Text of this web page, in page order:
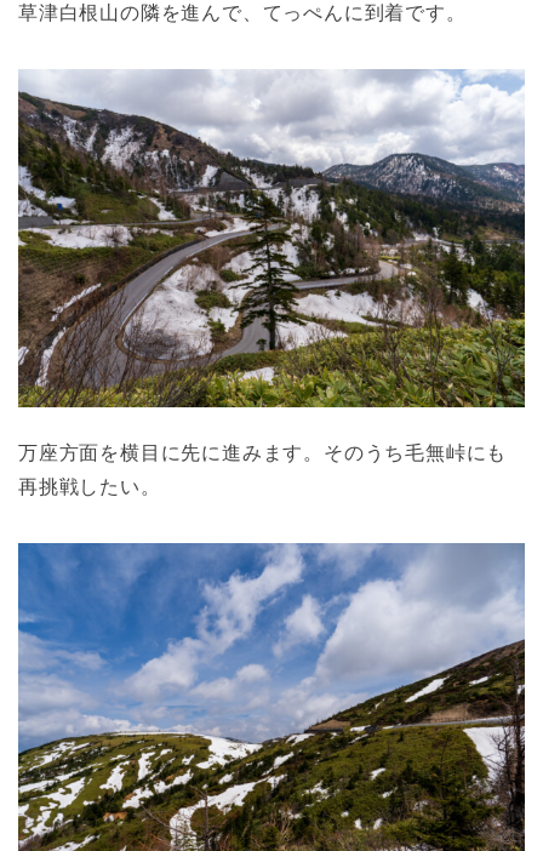
草津白根山の隣を進んで、てっぺんに到着です。
万座方面を横目に先に進みます。そのうち毛無峠にも
再挑戦したい。